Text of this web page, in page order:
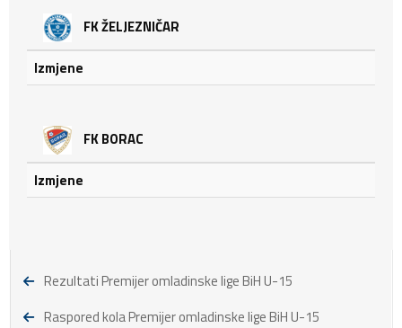
FK ŽELJEZNIČAR
Izmjene
FK BORAC
Izmjene
Rezultati Premijer omladinske lige BiH U-15
Raspored kola Premijer omladinske lige BiH U-15